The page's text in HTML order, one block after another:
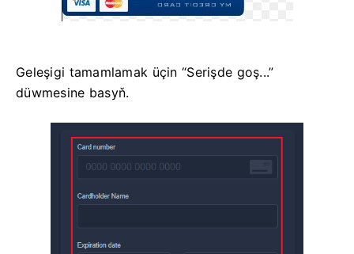
Geleşigi tamamlamak üçin “Serişde goş...”
düwmesine basyň.